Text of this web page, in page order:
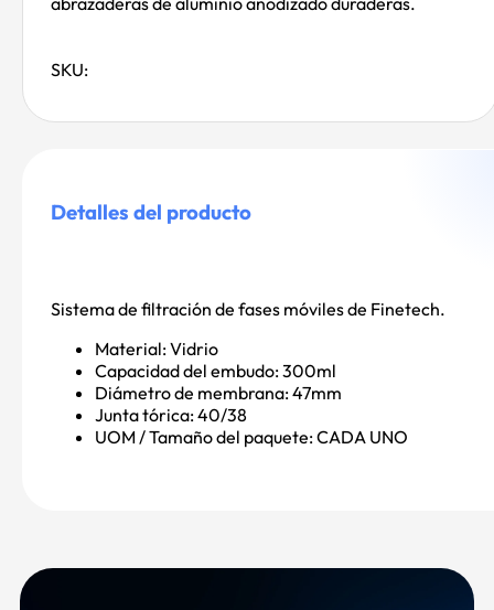
SKU:
Detalles del producto
Sistema de filtración de fases móviles de Finetech.
Material:Vidrio
Capacidad del embudo:300ml
Diámetro de membrana:47mm
Junta tórica:40/38
UOM / Tamaño del paquete:CADA UNO